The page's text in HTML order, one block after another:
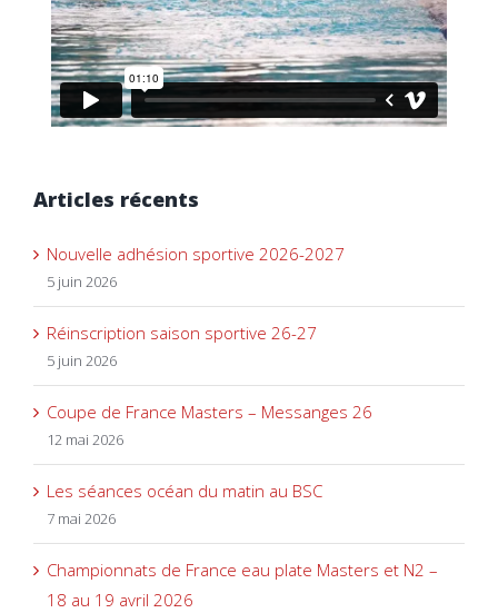
Articles récents
Nouvelle adhésion sportive 2026-2027
5 juin 2026
Réinscription saison sportive 26-27
5 juin 2026
Coupe de France Masters – Messanges 26
12 mai 2026
Les séances océan du matin au BSC
7 mai 2026
Championnats de France eau plate Masters et N2 –
18 au 19 avril 2026